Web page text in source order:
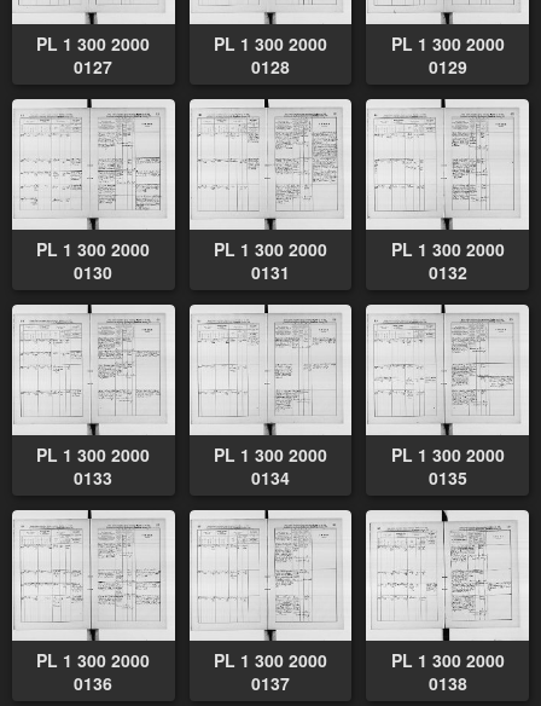
PL 1 300 2000
0127
PL 1 300 2000
0128
PL 1 300 2000
0129
PL 1 300 2000
0130
PL 1 300 2000
0131
PL 1 300 2000
0132
PL 1 300 2000
0133
PL 1 300 2000
0134
PL 1 300 2000
0135
PL 1 300 2000
0136
PL 1 300 2000
0137
PL 1 300 2000
0138